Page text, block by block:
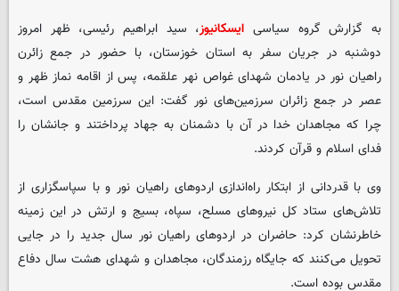
به گزارش گروه سیاسی ایسکانیوز، سید ابراهیم رئیسی، ظهر امروز
دوشنبه در جریان سفر به استان خوزستان، با حضور در جمع زائرن
راهیان نور در یادمان شهدای غواص نهر علقمه، پس از اقامه نماز ظهر و
عصر در جمع زائران سرزمین‌های نور گفت: این سرزمین مقدس است،
چرا که مجاهدان خدا در آن با دشمنان به جهاد پرداختند و جانشان را
فدای اسلام و قرآن کردند.
وی با قدردانی از ابتکار راه‌اندازی اردوهای راهیان نور و با سپاسگزاری از
تلاش‌های ستاد کل نیروهای مسلح، سپاه، بسیج و ارتش در این زمینه
خاطرنشان کرد: حاضران در اردوهای راهیان نور سال جدید را در جایی
تحویل می‌کنند که جایگاه رزمندگان، مجاهدان و شهدای هشت سال دفاع
مقدس بوده است.